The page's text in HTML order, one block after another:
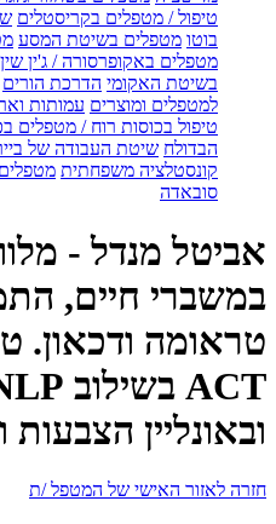
טיפול / מטפלים בקריסטלים
בוטו מטפלים בשיטת המסע
מטפלים באקופרסורה / ג'ין שין
בשיטת האקומי הדרכת הורים
למטפלים ומוצרים עמותות
טיפול בכוסות רוח / מטפלים
הבדולח שיטת העבודה של
קונסטלציה משפחתית
סובאדה
אביטל מנדל -
במשברי חיים,
ובאונליין
חזרה לאזור האישי של המטפל /ת